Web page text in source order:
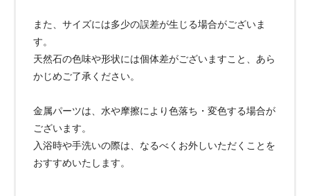
また、サイズには多少の誤差が生じる場合がございま
す。
天然石の色味や形状には個体差がございますこと、あら
かじめご了承ください。
金属パーツは、水や摩擦により色落ち・変色する場合が
ございます。
入浴時や手洗いの際は、なるべくお外しいただくことを
おすすめいたします。